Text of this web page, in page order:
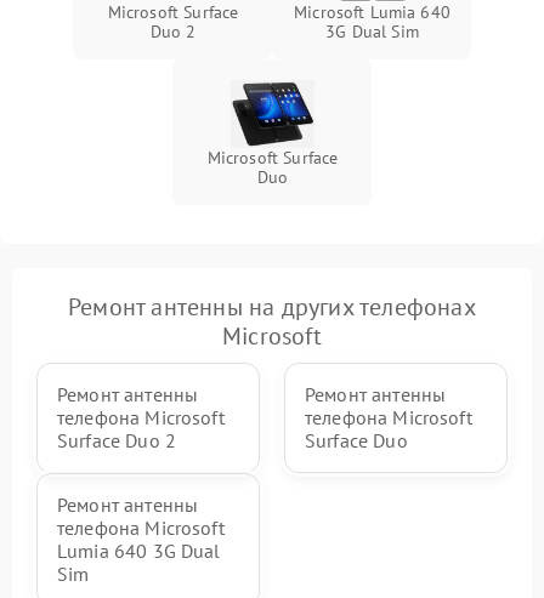
Microsoft Surface
Duo 2
Microsoft Lumia 640
3G Dual Sim
Microsoft Surface
Duo
Ремонт антенны на других телефонах
Microsoft
Ремонт антенны
телефона Microsoft
Surface Duo 2
Ремонт антенны
телефона Microsoft
Surface Duo
Ремонт антенны
телефона Microsoft
Lumia 640 3G Dual
Sim